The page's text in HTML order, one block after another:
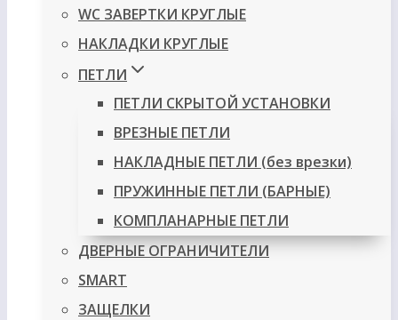
WC ЗАВЕРТКИ КРУГЛЫЕ
НАКЛАДКИ КРУГЛЫЕ
ПЕТЛИ
ПЕТЛИ СКРЫТОЙ УСТАНОВКИ
ВРЕЗНЫЕ ПЕТЛИ
НАКЛАДНЫЕ ПЕТЛИ (без врезки)
ПРУЖИННЫЕ ПЕТЛИ (БАРНЫЕ)
КОМПЛАНАРНЫЕ ПЕТЛИ
ДВЕРНЫЕ ОГРАНИЧИТЕЛИ
SMART
ЗАЩЕЛКИ